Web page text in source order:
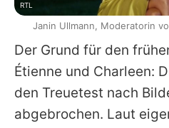
Der Grund für den
Étienne und Charleen:
den Treuetest nach
abgebrochen. Laut
RTL
Janin Ullmann, Moderatorin